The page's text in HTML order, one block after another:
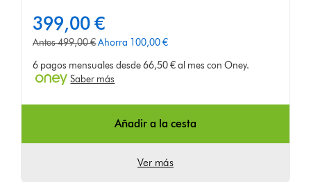
current
price:
399,00 €
precio
Antes 499,00 €Ahorra 100,00 €
6 pagos mensuales desde 66,50 € al mes con Oney.
Saber más
Añadir a la cesta
Ver más